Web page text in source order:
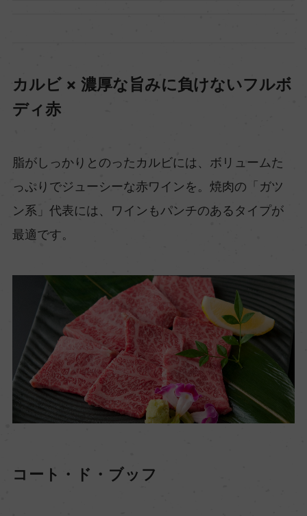
カルビ × 濃厚な旨みに負けないフルボ
ディ赤
脂がしっかりとのったカルビには、ボリュームた
っぷりでジューシーな赤ワインを。焼肉の「ガツ
ン系」代表には、ワインもパンチのあるタイプが
最適です。
コート・ド・ブッフ